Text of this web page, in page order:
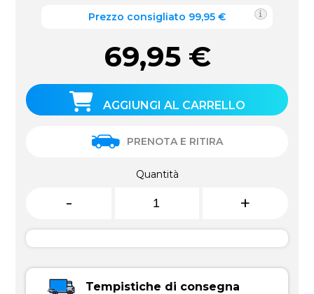
Prezzo consigliato 99,95 €
69,95 €
AGGIUNGI AL CARRELLO
PRENOTA E RITIRA
Quantità
- +
Tempistiche di consegna